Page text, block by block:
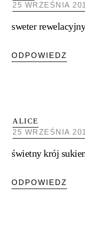
25 WRZEŚNIA
sweter
ODPOWIEDZ
ALICE
25 WRZEŚNIA
świetny krój
ODPOWIEDZ